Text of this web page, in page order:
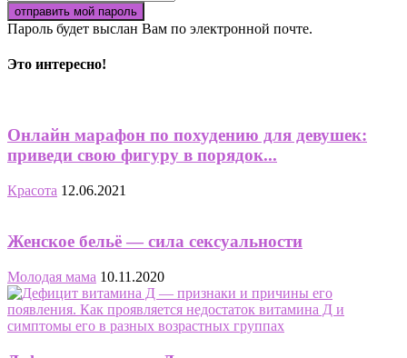
Пароль будет выслан Вам по электронной почте.
Это интересно!
Онлайн марафон по похудению для девушек:
приведи свою фигуру в порядок...
Красота 12.06.2021
Женское бельё — сила сексуальности
Молодая мама 10.11.2020